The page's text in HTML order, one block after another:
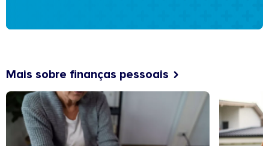
Mais sobre finanças pessoais